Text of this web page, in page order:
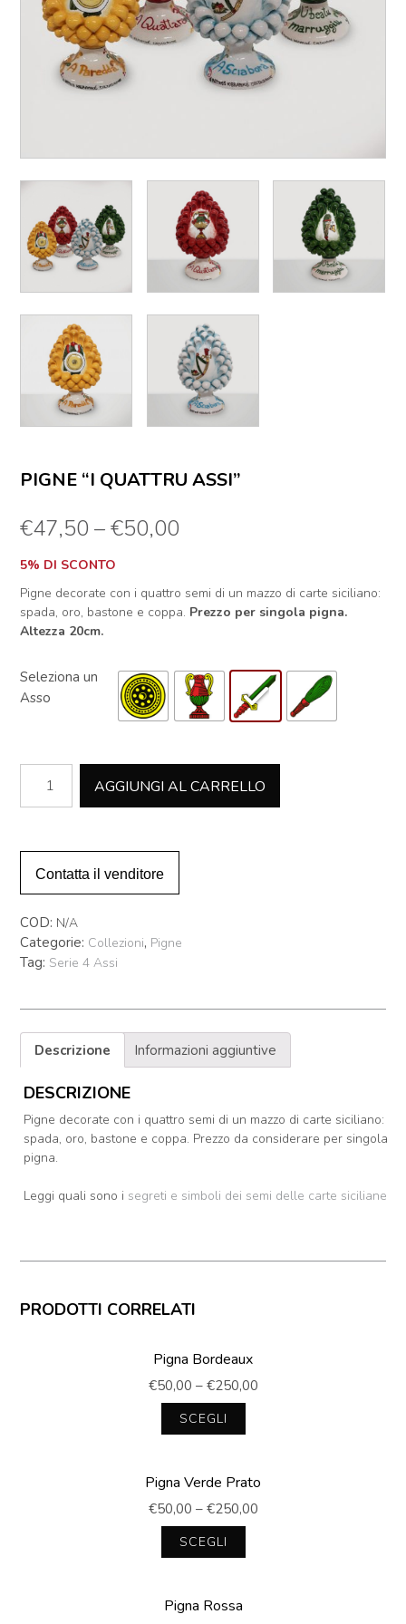
PIGNE “I QUATTRU ASSI”
€47,50 –€50,00
5% DI SCONTO
Pigne decorate con i quattro semi di un mazzo di carte siciliano:
spada, oro, bastone e coppa. Prezzo per singola pigna.
Altezza 20cm.
Asso
quattru
quantità
AGGIUNGI AL CARRELLO
Contatta il venditore
COD: N/A
Categorie: Collezioni, Pigne
Tag: Serie 4 Assi
Descrizione Informazioni aggiuntive
DESCRIZIONE
Pigne decorate con i quattro semi di un mazzo di carte siciliano:
spada, oro, bastone e coppa. Prezzo da considerare per singola
pigna.
Leggi quali sono i segreti e simboli dei semi delle carte siciliane
PRODOTTI CORRELATI
Pigna Bordeaux
€50,00 – €250,00
SCEGLI
ha
più
varianti.
Le
opzioni
scelte
Pigna Verde Prato
€50,00 – €250,00
SCEGLI
ha
Pigna Rossa